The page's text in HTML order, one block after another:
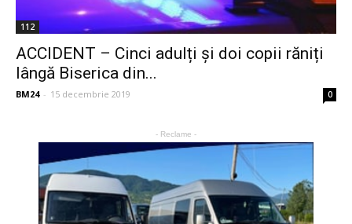
112
ACCIDENT – Cinci adulți și doi copii răniți
lângă Biserica din...
BM24 - 15 decembrie 2019 0
- Reclame -